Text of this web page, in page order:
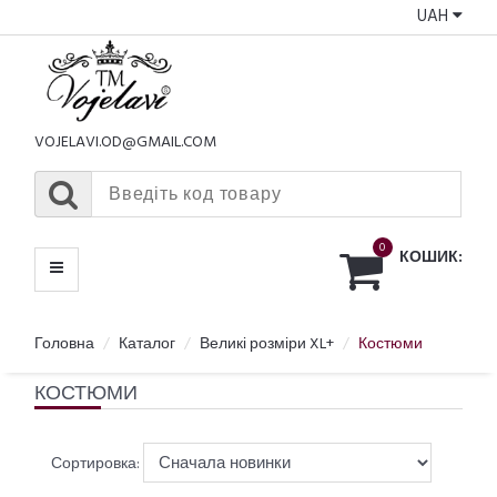
UAH
VOJELAVI.OD@GMAIL.COM
0 КОШИК:
МЕНЮ
Головна Каталог Великі розміри XL+ Костюми
КОСТЮМИ
Сортировка: